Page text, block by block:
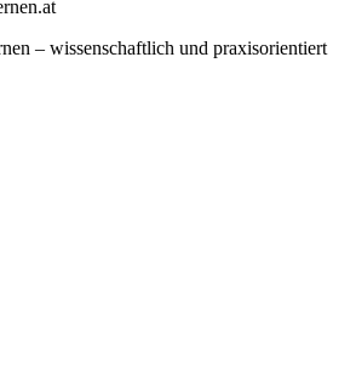
– wissenschaftlich und praxisorientiert